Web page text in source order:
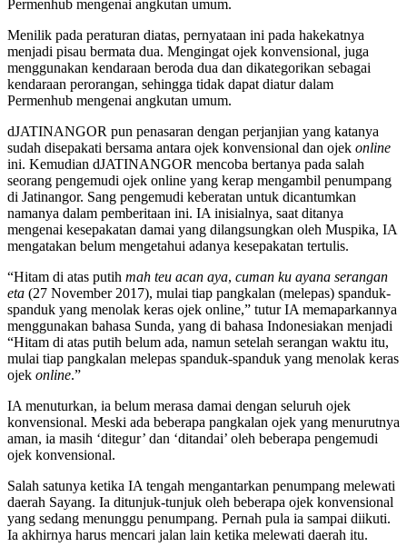
Permenhub mengenai angkutan umum.
Menilik pada peraturan diatas, pernyataan ini pada hakekatnya
menjadi pisau bermata dua. Mengingat ojek konvensional, juga
menggunakan kendaraan beroda dua dan dikategorikan sebagai
kendaraan perorangan, sehingga tidak dapat diatur dalam
Permenhub mengenai angkutan umum.
dJATINANGOR pun penasaran dengan perjanjian yang katanya
sudah disepakati bersama antara ojek konvensional dan ojek online
ini. Kemudian dJATINANGOR mencoba bertanya pada salah
seorang pengemudi ojek online yang kerap mengambil penumpang
di Jatinangor. Sang pengemudi keberatan untuk dicantumkan
namanya dalam pemberitaan ini. IA inisialnya, saat ditanya
mengenai kesepakatan damai yang dilangsungkan oleh Muspika, IA
mengatakan belum mengetahui adanya kesepakatan tertulis.
“Hitam di atas putih mah teu acan aya, cuman ku ayana serangan
eta (27 November 2017), mulai tiap pangkalan (melepas) spanduk-
spanduk yang menolak keras ojek online,” tutur IA memaparkannya
menggunakan bahasa Sunda, yang di bahasa Indonesiakan menjadi
“Hitam di atas putih belum ada, namun setelah serangan waktu itu,
mulai tiap pangkalan melepas spanduk-spanduk yang menolak keras
ojek online.”
IA menuturkan, ia belum merasa damai dengan seluruh ojek
konvensional. Meski ada beberapa pangkalan ojek yang menurutnya
aman, ia masih ‘ditegur’ dan ‘ditandai’ oleh beberapa pengemudi
ojek konvensional.
Salah satunya ketika IA tengah mengantarkan penumpang melewati
daerah Sayang. Ia ditunjuk-tunjuk oleh beberapa ojek konvensional
yang sedang menunggu penumpang. Pernah pula ia sampai diikuti.
Ia akhirnya harus mencari jalan lain ketika melewati daerah itu.